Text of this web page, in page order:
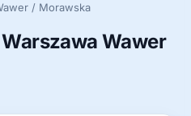
/ Morawska
Wawer